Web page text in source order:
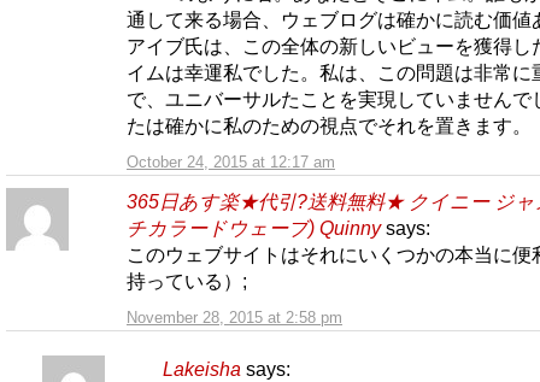
October 24, 2015 at 12:17 am
通して来る場合、ウェブログは確かに読む価値
アイブ氏は、この全体の新しいビューを獲得し
イムは幸運私でした。私は、この問題は非常に
で、ユニバーサルたことを実現していませんで
たは確かに私のための視点でそれを置きます。
365日あす楽★代引?送料無料★ クイニー ジャ
チカラードウェーブ) Quinny says:
November 28, 2015 at 2:58 pm
このウェブサイトはそれにいくつかの本当に便
持っている）;
Lakeisha says: